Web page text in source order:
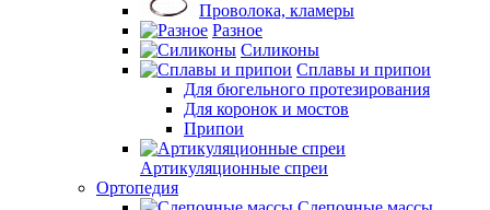
Проволока, кламеры
Разное
Силиконы
Сплавы и припои
Для бюгельного протезирования
Для коронок и мостов
Припои
Артикуляционные спреи
Ортопедия